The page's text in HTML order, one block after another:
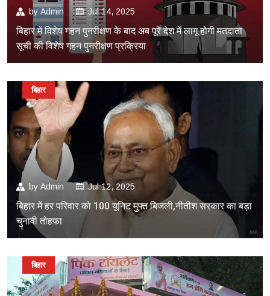
by Admin Jul 14, 2025
बिहार में विशेष गहन पुनरीक्षण के बाद अब पूरे देश में लागू होगी मतदाता
सूची की विशेष गहन पुनरीक्षण प्रक्रिया
by Admin Jul 12, 2025
बिहार में हर परिवार को 100 यूनिट मुफ्त बिजली,नीतीश सरकार का बड़ा
चुनावी तोहफा
बिहार
बिहार